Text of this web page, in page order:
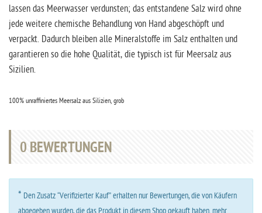
lassen das Meerwasser verdunsten; das entstandene Salz wird ohne
jede weitere chemische Behandlung von Hand abgeschöpft und
verpackt. Dadurch bleiben alle Mineralstoffe im Salz enthalten und
garantieren so die hohe Qualität, die typisch ist für Meersalz aus
Sizilien.
100% unraffiniertes Meersalz aus Silizien, grob
0 BEWERTUNGEN
* Den Zusatz “Verifizierter Kauf” erhalten nur Bewertungen, die von Käufern
abgegeben wurden, die das Produkt in diesem Shop gekauft haben.mehr